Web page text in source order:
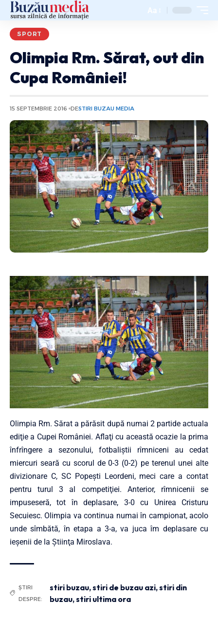
Aa
SPORT
Olimpia Rm. Sărat, out din
Cupa României!
15 SEPTEMBRIE 2016 DESTIRI BUZAU MEDIA
Olimpia Rm. Sărat a părăsit după numai 2 partide actuala
ediţie a Cupei României. Aflaţi cu această ocazie la prima
înfrîngere a sezonului, fotbaliştii rîmniceni au cedat
miercuri seară cu scorul de 0-3 (0-2) pe terenul unei alte
divizionare C, SC Popeşti Leordeni, meci care a contat
pentru turul 3 al competiţiei. Anterior, rîmnicenii se
impuseseră, tot în deplasare, 3-0 cu Unirea Cristuru
Secuiesc. Olimpia va continua numai în campionat, acolo
unde sîmbătă, în etapa a 3-a, va juca îm deplasare cu
ieşenii de la Ştiinţa Miroslava.
ȘTIRI
DESPRE:
stiri buzau,stiri de buzau azi,stiri din
buzau,stiri ultima ora